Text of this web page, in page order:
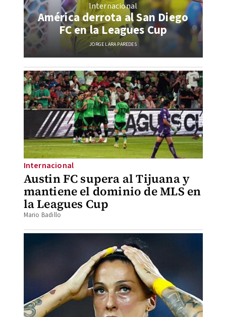
América derrota al San Diego
FC en la Leagues Cup
Internacional
JORGE LARA PAREDES
Austin FC supera al Tijuana y
mantiene el dominio de MLS en
la Leagues Cup
Internacional
Mario Badillo